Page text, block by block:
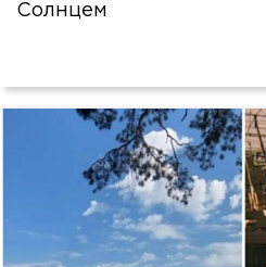
Солнцем